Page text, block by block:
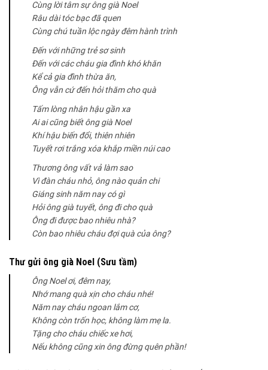
Cùng lời tâm sự ông già Noel
Râu dài tóc bạc đã quen
Cùng chú tuần lộc ngày đêm hành trình
Đến với những trẻ sơ sinh
Đến với các cháu gia đình khó khăn
Kể cả gia đình thừa ăn,
Ông vẫn cứ đến hỏi thăm cho quà
Tấm lòng nhân hậu gần xa
Ai ai cũng biết ông già Noel
Khí hậu biến đổi, thiên nhiên
Tuyết rơi trắng xóa khắp miền núi cao
Thương ông vất vả làm sao
Vì đàn cháu nhỏ, ông nào quản chi
Giáng sinh năm nay có gì
Hỏi ông già tuyết, ông đi cho quà
Ông đi được bao nhiêu nhà?
Còn bao nhiêu cháu đợi quà của ông?
Thư gửi ông già Noel (Sưu tầm)
Ông Noel ơi, đêm nay,
Nhớ mang quà xịn cho cháu nhé!
Năm nay cháu ngoan lắm cơ,
Không còn trốn học, không làm mẹ la.
Tặng cho cháu chiếc xe hơi,
Nếu không cũng xin ông đừng quên phần!